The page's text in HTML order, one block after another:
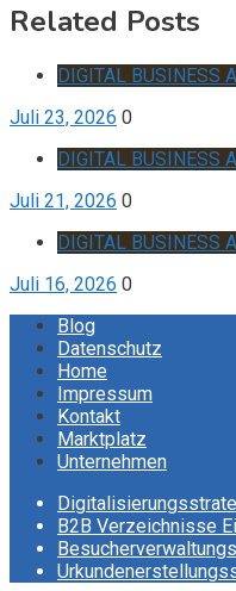
Related Posts
DIGITAL BUSINESS
Juli 23, 2026 0
DIGITAL BUSINESS
Juli 21, 2026 0
DIGITAL BUSINESS
Juli 16, 2026 0
Blog
Datenschutz
Home
Impressum
Kontakt
Marktplatz
Unternehmen
B2B Verzeichnisse